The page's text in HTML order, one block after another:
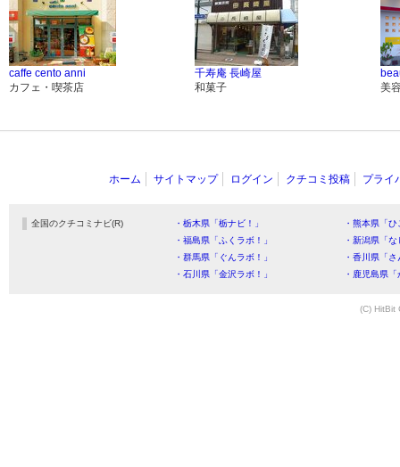
caffe cento anni
カフェ・喫茶店
千寿庵 長崎屋
和菓子
美
ホーム サイトマップ ログイン クチコミ投稿 プライ
全国のクチコミナビ(R) ・栃木県「栃ナビ！」
・熊本県「
・福島県「ふくラボ！」
・新潟県「
・群馬県「ぐんラボ！」
・香川県「
・石川県「金沢ラボ！」
・鹿児島県
(C) HitBit